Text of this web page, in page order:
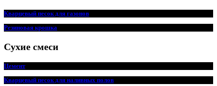
Кварцевый песок для газонов
Резиновая крошка
Сухие смеси
Цемент
Кварцевый песок для наливных полов